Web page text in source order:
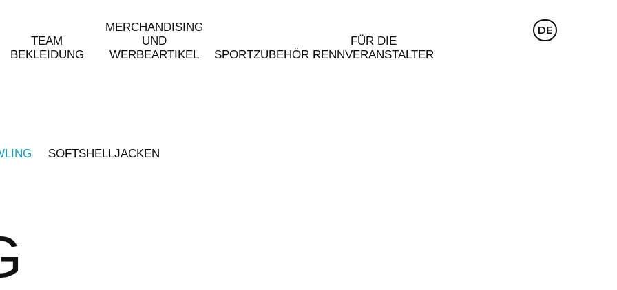
TEAM
BEKLEIDUNG
MERCHANDISING
UND
WERBEARTIKEL
SPORTZUBEHÖR
FÜR DIE
RENNVERANSTALTER
CZ
DE
SOFTSHELLJACKEN